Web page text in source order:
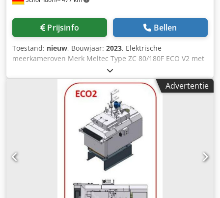
Prijsinfo Bellen
Toestand: nieuw, Bouwjaar: 2023, Elektrische
meerkameroven Merk Meltec Type ZC 80/180F ECO V2 met
nieuwe roestvrijstalen smeltkroes, geïsoleerde deksel en
onderstel. Dodpfxsy E Tyhe Acleck Kroezeninhoud: 820,0
kg/Zn Smeltcapaciteit: 180,0 kg/Zn/u Aansluitwaarde: 27,0
kW Type: ZC 80/180 F ECO V2 De EcoMelTec oven
combineert de voordelen van de beproefde meerkamer-
warmhoud- en smeltoven met vele nieuw ontwikkelde
functies en energiebesparingen: - Goed toegankelijk voor
reiniging dankzij flexibel monteerbare klapdeksel - Nieuw
pompontwerp maakt langere reinigingsintervallen mogelijk
- Aflegruimte voor slakkenbak – vereenvoudigt de reiniging
van het smeltbad - Symmetrisch ovendesign – geen
links/rechts uitvoering nodig Geschikt voor DAW 80F /
W80Zn Een ovenschakelkast kan op verzoek worden
Advertentie